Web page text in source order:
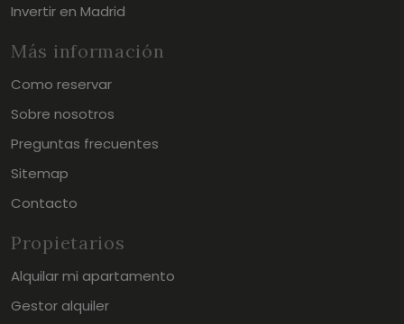
Invertir en Madrid
Más información
Como reservar
Sobre nosotros
Preguntas frecuentes
Sitemap
Contacto
Propietarios
Alquilar mi apartamento
Gestor alquiler